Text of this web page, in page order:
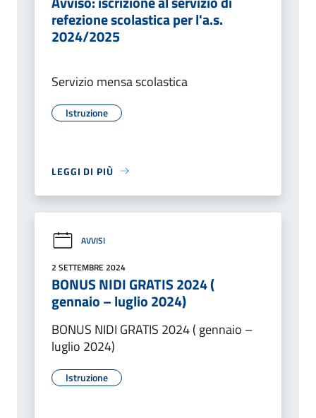
refezione scolastica per l'a.s.
2024/2025
Servizio mensa scolastica
Istruzione
LEGGI DI PIÙ
AVVISI
2 SETTEMBRE 2024
BONUS NIDI GRATIS 2024 (
gennaio – luglio 2024)
BONUS NIDI GRATIS 2024 ( gennaio –
luglio 2024)
Istruzione